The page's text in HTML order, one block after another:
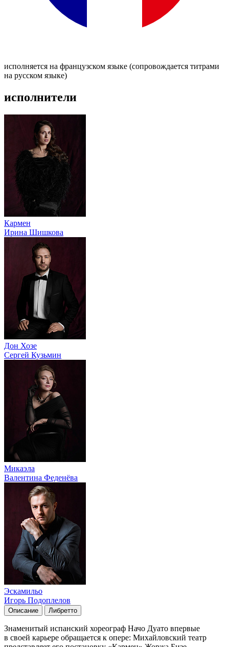
исполняется на французском языке (сопровождается титрами
на русском языке)
исполнители
Кармен
Ирина Шишкова
Дон Хозе
Сергей Кузьмин
Микаэла
Валентина Феденёва
Эскамильо
Игорь Подоплелов
Описание Либретто
Знаменитый испанский хореограф Начо Дуато впервые
в своей карьере обращается к опере: Михайловский театр